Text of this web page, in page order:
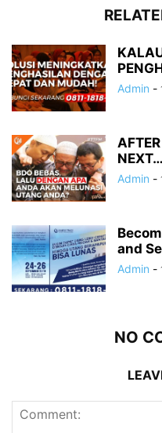
Admin -
NEXT…
Admin -
and
Admin -
NO